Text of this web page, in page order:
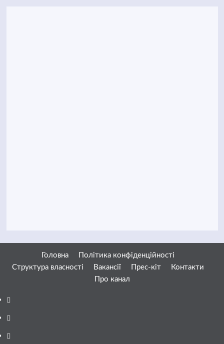
Головна
Політика конфіденційності
Структура власності
Вакансії Прес-кіт
Контакти
Про канал
Facebook
YouTube
Telegram